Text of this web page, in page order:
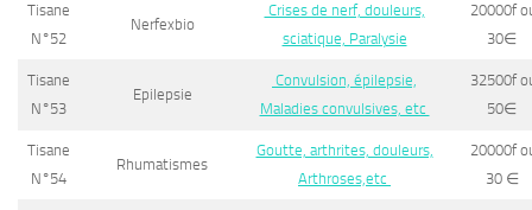
Tisane
N°52
Nerfexbio
Crises de nerf, douleurs,
sciatique, Paralysie
20000f
30∈
Tisane
N°53
Epilepsie
Convulsion, épilepsie,
Maladies convulsives, etc
32500f
50∈
Tisane
N°54
Rhumatismes
Goutte, arthrites, douleurs,
Arthroses,etc
20000f
30 ∈